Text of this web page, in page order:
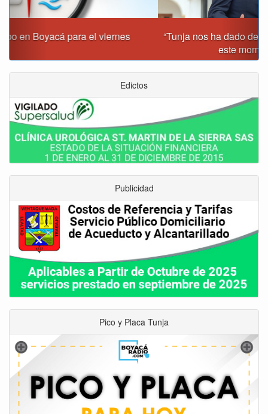
“Tunja nos ha dado demasiado y no podemos fallarle en
Edictos
Publicidad
Pico y Placa Tunja